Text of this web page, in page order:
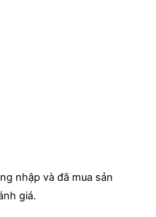
nhập và đã mua sản
giá.